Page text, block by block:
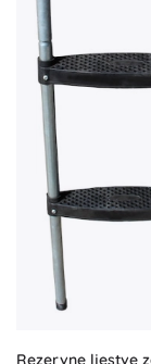
Rezervne ljestve